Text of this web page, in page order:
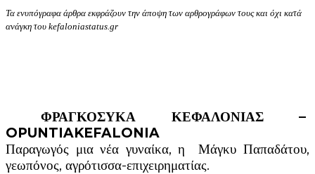
Τα ενυπόγραφα άρθρα εκφράζουν την άποψη των αρθρογράφων τους και όχι κατά
ανάγκη του kefaloniastatus.gr
ΦΡΑΓΚΟΣΥΚΑ ΚΕΦΑΛΟΝΙΑΣ –
OPUNTIAKEFALONIA
Παραγωγός μια νέα γυναίκα, η Μάγκυ Παπαδάτου,
γεωπόνος, αγρότισσα-επιχειρηματίας.